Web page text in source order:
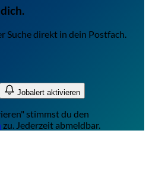
Suche direkt in dein Postfach.
Jobalert aktivieren
stimmst du den
zu. Jederzeit abmeldbar.